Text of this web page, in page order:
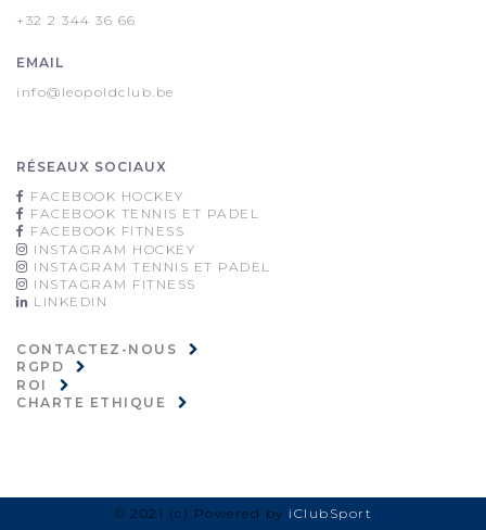
+32 2 344 36 66
EMAIL
info@leopoldclub.be
RÉSEAUX SOCIAUX
FACEBOOK HOCKEY
FACEBOOK TENNIS ET PADEL
FACEBOOK FITNESS
INSTAGRAM HOCKEY
INSTAGRAM TENNIS ET PADEL
INSTAGRAM FITNESS
LINKEDIN
CONTACTEZ-NOUS
RGPD
ROI
CHARTE ETHIQUE
© 2021 (c) Powered by iClubSport